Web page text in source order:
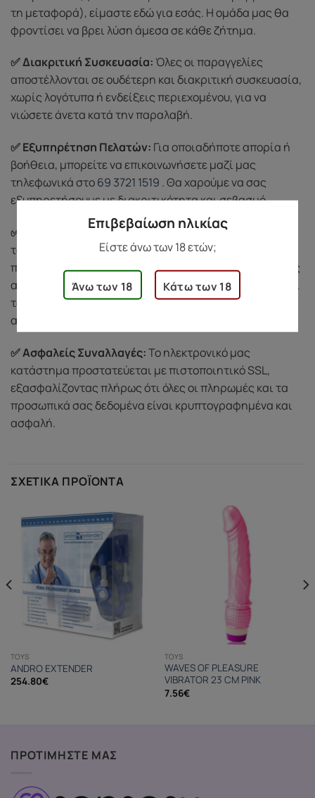
τη μεταφορά), είμαστε εδώ για εσάς. Η ομάδα μας θα
φροντίσει να βρει λύση άμεσα σε κάθε ζήτημα.
✅ Διακριτική Συσκευασία:Όλες οι παραγγελίες
αποστέλλονται σε ουδέτερη και διακριτική συσκευασία,
χωρίς λογότυπα ή ενδείξεις περιεχομένου, για να
νιώσετε άνετα κατά την παραλαβή.
✅ Εξυπηρέτηση Πελατών: Για οποιαδήποτε απορία ή
βοήθεια, μπορείτε να επικοινωνήσετε μαζί μας
τηλεφωνικά στο69 3721 1519 . Θα χαρούμε να σας
εξυπηρετήσουμε με διακριτικότητα και σεβασμό.
✅ Σεβασμός στην Ιδιωτικότητά σας:Προστατεύουμε
τα προσωπικά σας δεδομένα και δεν τα κοινοποιούμε
ποτέ σε τρίτους. Χρησιμοποιούμε τις πληροφορίες σας
αποκλειστικά για την ολοκλήρωση των παραγγελιών και
των υπηρεσιών μας, σύμφωνα με την πολιτική
απορρήτου μας.
✅ Ασφαλείς Συναλλαγές:Το ηλεκτρονικό μας
κατάστημα προστατεύεται με πιστοποιητικό SSL,
εξασφαλίζοντας πλήρως ότι όλες οι πληρωμές και τα
προσωπικά σας δεδομένα είναι κρυπτογραφημένα και
ασφαλή.
ΣΧΕΤΙΚΆ ΠΡΟΪΌΝΤΑ
TOYS
ANDRO EXTENDER
254.80€
TOYS
WAVES OF PLEASURE
VIBRATOR 23 CM PINK
7.56€
ΠΡΟΤΙΜΗΣΤΕ ΜΑΣ
Επιβεβαίωση ηλικίας
Είστε άνω των 18 ετών;
Άνω των 18 Κάτω των 18